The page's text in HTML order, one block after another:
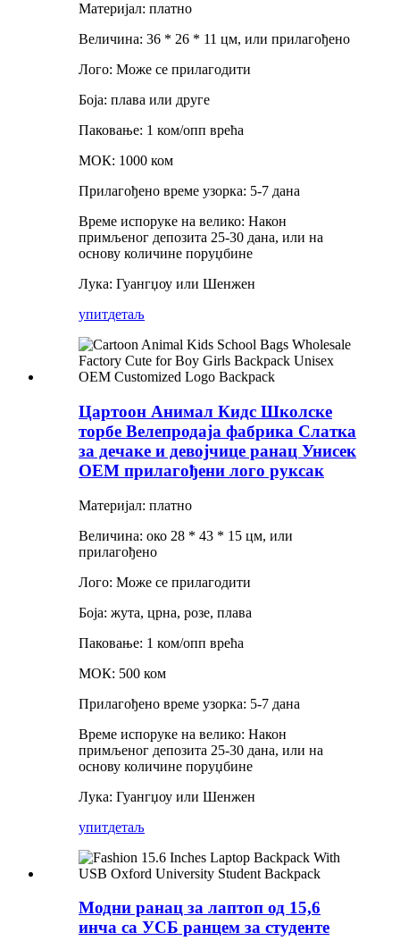
Материјал: платно
Величина: 36 * 26 * 11 цм, или прилагођено
Лого: Може се прилагодити
Боја: плава или друге
Паковање: 1 ком/опп врећа
МОК: 1000 ком
Прилагођено време узорка: 5-7 дана
Време испоруке на велико: Након
примљеног депозита 25-30 дана, или на
основу количине поруџбине
Лука: Гуангџоу или Шенжен
упитдетаљ
Цартоон Анимал Кидс Школске
торбе Велепродаја фабрика Слатка
за дечаке и девојчице ранац Унисек
ОЕМ прилагођени лого руксак
Материјал: платно
Величина: око 28 * 43 * 15 цм, или
прилагођено
Лого: Може се прилагодити
Боја: жута, црна, розе, плава
Паковање: 1 ком/опп врећа
МОК: 500 ком
Прилагођено време узорка: 5-7 дана
Време испоруке на велико: Након
примљеног депозита 25-30 дана, или на
основу количине поруџбине
Лука: Гуангџоу или Шенжен
упитдетаљ
Модни ранац за лаптоп од 15,6
инча са УСБ ранцем за студенте